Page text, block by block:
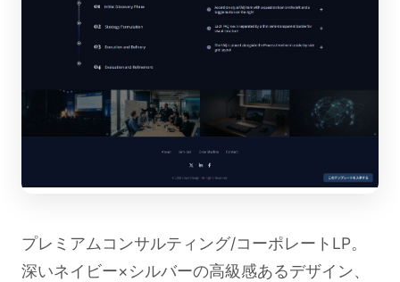
プレミアムコンサルティング/コーポレートLP。
深いネイビー×シルバーの高級感あるデザイン、